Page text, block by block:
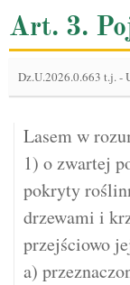
Art. 3.
Dz.U.2026.0.663 t.j.-
Lasem w
1) o zwartej
pokryty
drzewami i
przejściowo
a)